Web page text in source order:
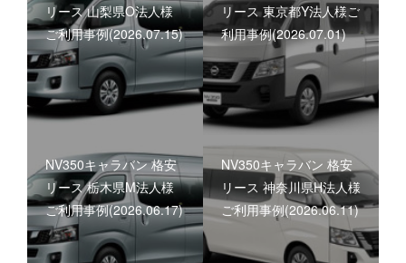
リース 山梨県O法人様
ご利用事例(2026.07.15)
リース 東京都Y法人様ご
利用事例(2026.07.01)
NV350キャラバン 格安
リース 栃木県M法人様
ご利用事例(2026.06.17)
NV350キャラバン 格安
リース 神奈川県H法人様
ご利用事例(2026.06.11)